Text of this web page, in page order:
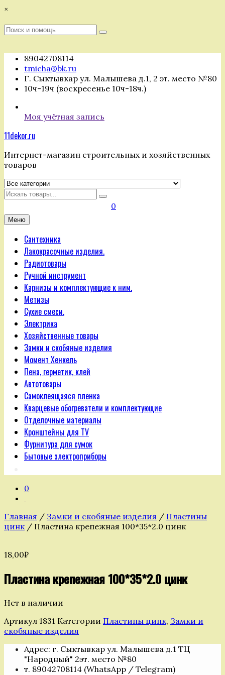
Перейти
содержимому
×
Поиск
Поиск
89042708114
tmicha@bk.ru
Г. Сыктывкар ул. Малышева д.1, 2 эт. место №80
10ч-19ч (воскресенье 10ч-18ч.)
Моя учётная запись
11dekor.ru
Интернет-магазин строительных и хозяйственных
товаров
Искать
0
Меню
Сантехника
Лакокрасочные изделия.
Радиотовары
Ручной инструмент
Карнизы и комплектующие к ним.
Метизы
Сухие смеси.
Электрика
Хозяйственные товары
Замки и скобяные изделия
Момент Хенкель
Пена, герметик, клей
Автотовары
Самоклеящаяся пленка
Кварцевые обогреватели и комплектующие
Отделочные материалы
Кронштейны для TV
Фурнитура для сумок
Бытовые электроприборы
0
Главная / Замки и скобяные изделия / Пластины
цинк/ Пластина крепежная 100*35*2.0 цинк
18,00₽
Пластина крепежная 100*35*2.0 цинк
Нет в наличии
Артикул 1831 Категории Пластины цинк, Замки и
скобяные изделия
Адрес: г. Сыктывкар ул. Малышева д.1 ТЦ
"Народный" 2эт. место №80
т. 89042708114 (WhatsApp / Telegram)